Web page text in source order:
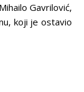
Gavrilović,
koji je ostavio